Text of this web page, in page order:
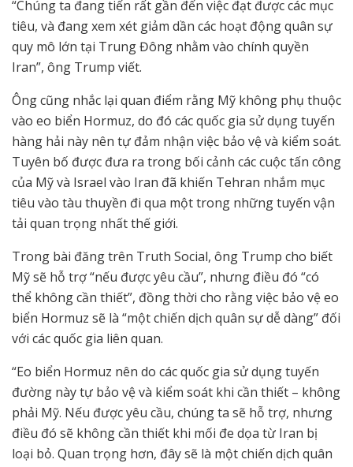
“Chúng ta đang tiến rất gần đến việc đạt được các mục
tiêu, và đang xem xét giảm dần các hoạt động quân sự
quy mô lớn tại Trung Đông nhằm vào chính quyền
Iran”, ông Trump viết.
Ông cũng nhắc lại quan điểm rằng Mỹ không phụ thuộc
vào eo biển Hormuz, do đó các quốc gia sử dụng tuyến
hàng hải này nên tự đảm nhận việc bảo vệ và kiểm soát.
Tuyên bố được đưa ra trong bối cảnh các cuộc tấn công
của Mỹ và Israel vào Iran đã khiến Tehran nhắm mục
tiêu vào tàu thuyền đi qua một trong những tuyến vận
tải quan trọng nhất thế giới.
Trong bài đăng trên Truth Social, ông Trump cho biết
Mỹ sẽ hỗ trợ “nếu được yêu cầu”, nhưng điều đó “có
thể không cần thiết”, đồng thời cho rằng việc bảo vệ eo
biển Hormuz sẽ là “một chiến dịch quân sự dễ dàng” đối
với các quốc gia liên quan.
“Eo biển Hormuz nên do các quốc gia sử dụng tuyến
đường này tự bảo vệ và kiểm soát khi cần thiết – không
phải Mỹ. Nếu được yêu cầu, chúng ta sẽ hỗ trợ, nhưng
điều đó sẽ không cần thiết khi mối đe dọa từ Iran bị
loại bỏ. Quan trọng hơn, đây sẽ là một chiến dịch quân